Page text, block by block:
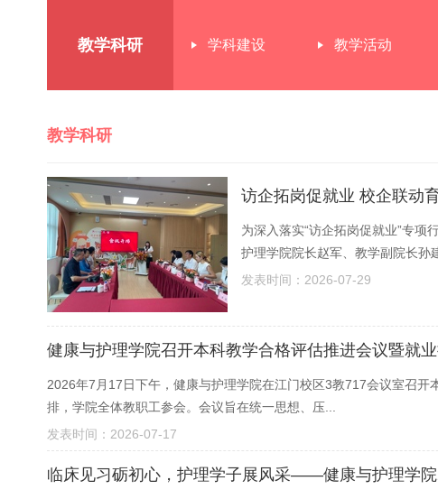
教学科研 学科建设 教学活动
教学科研
访企拓岗促就业 校企联动
为深入落实“访企拓岗促就业”专
护理学院院长赵军、教学副院长孙
发表时间：2026-07-29
健康与护理学院召开本科教学合格评估推进会议暨就
2026年7月17日下午，健康与护理学院在江门校区3教717会议室召
排，学院全体教职工参会。会议旨在统一思想、压...
发表时间：2026-07-17
临床见习砺初心，护理学子展风采——健康与护理学